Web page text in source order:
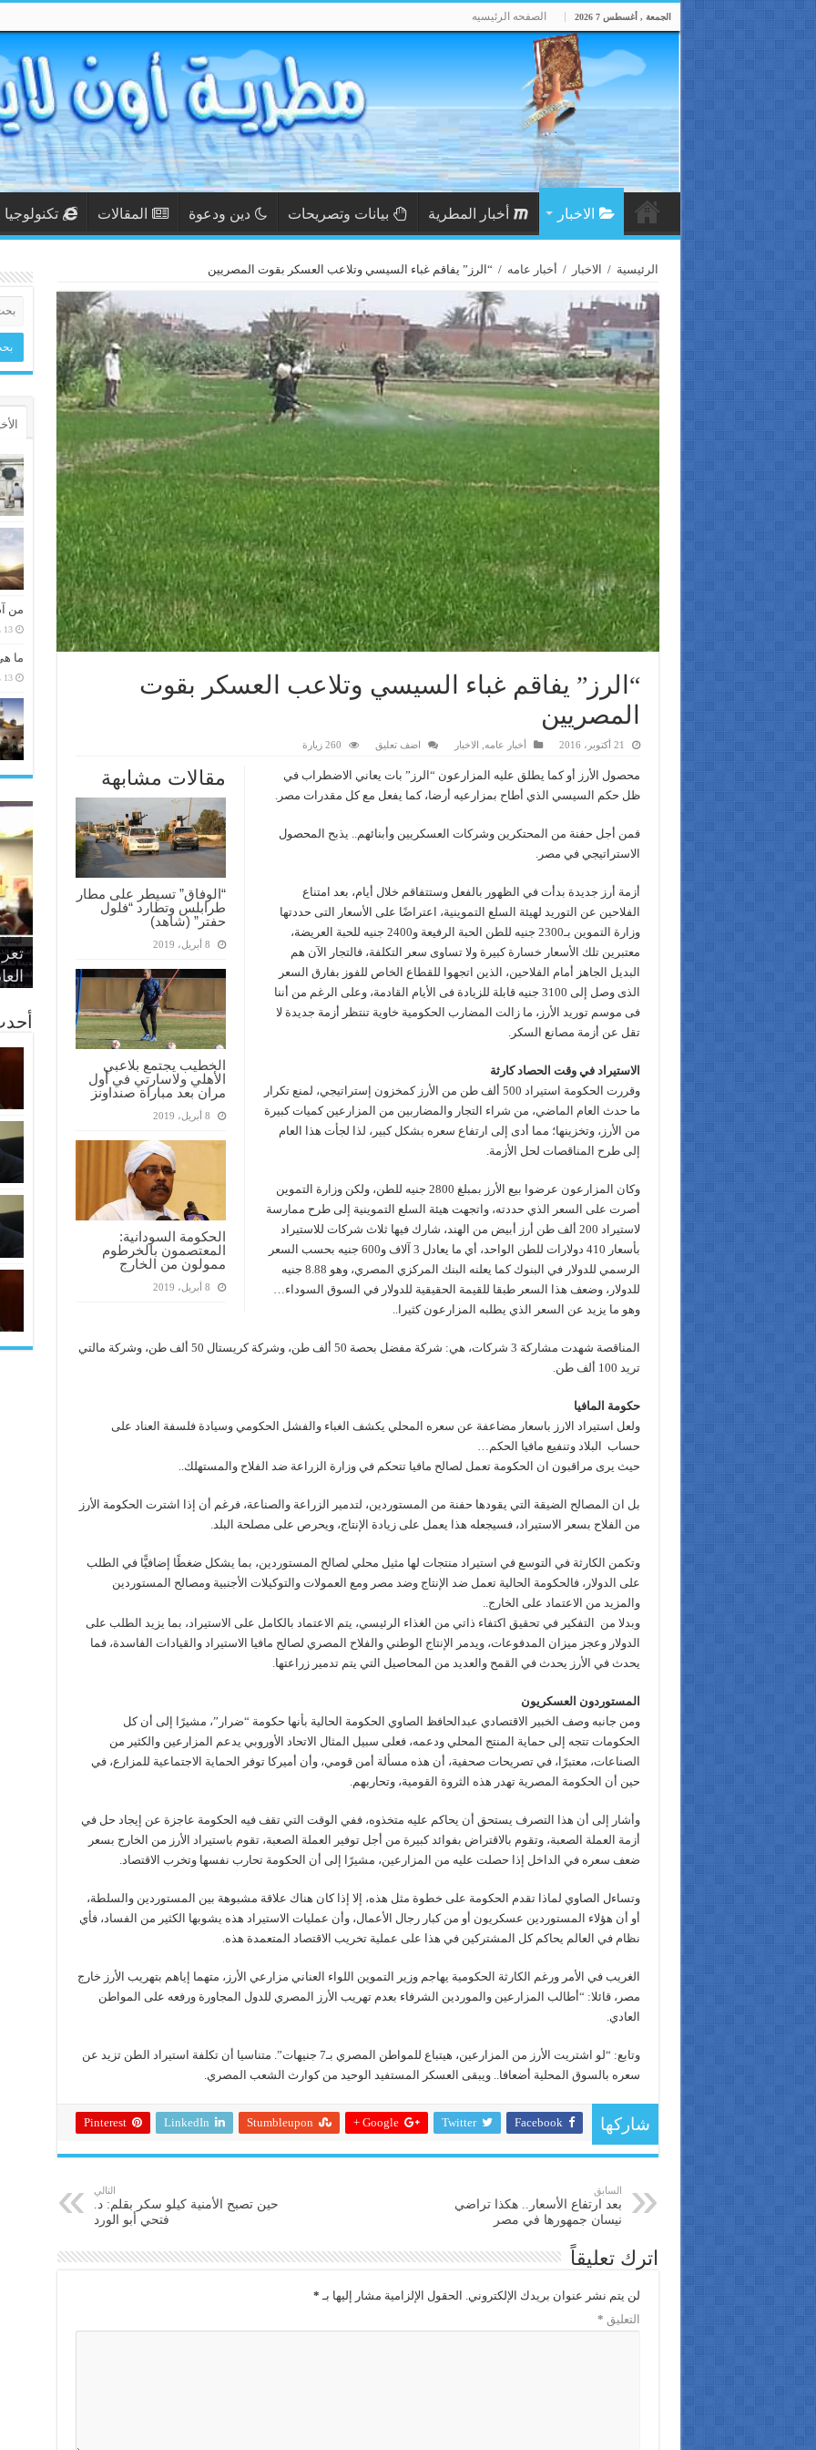
الجمعة , أغسطس 7 2026 الصفحه الرئيسيه
الاخبار أخبار المطرية بيانات وتصريحات دين ودعوة المقالات تكنولوجيا
الرئيسية / الاخبار / أخبار عامه / “الرز” يفاقم غباء السيسي وتلاعب العسكر بقوت المصريين
“الرز” يفاقم غباء السيسي وتلاعب العسكر بقوت
المصريين
21 أكتوبر، 2016 أخبار عامه الاخبار اضف تعليق 260 زيارة
مقالات مشابهة
“الوفاق” تسيطر على مطار
طرابلس وتطارد “فلول
حفتر” (شاهد)
8 أبريل، 2019
الخطيب يجتمع بلاعبي
الأهلي ولاسارتي في أول
مران بعد مباراة صنداونز
8 أبريل، 2019
الحكومة السودانية:
المعتصمون بالخرطوم
ممولون من الخارج
8 أبريل، 2019
محصول الأرز أو كما يطلق عليه المزارعون “الرز” بات يعاني الاضطراب في
ظل حكم السيسي الذي أطاح بمزارعيه أرضا، كما يفعل مع كل مقدرات مصر.
فمن أجل حفنة من المحتكرين وشركات العسكريين وأبنائهم.. يذبح المحصول
الاستراتيجي في مصر.
أزمة أرز جديدة بدأت في الظهور بالفعل وستتفاقم خلال أيام، بعد امتناع
الفلاحين عن التوريد لهيئة السلع التموينية، اعتراضًا على الأسعار التى حددتها
وزارة التموين بـ2300 جنيه للطن الحبة الرفيعة و2400 جنيه للحبة العريضة،
معتبرين تلك الأسعار خسارة كبيرة ولا تساوى سعر التكلفة، فالتجار الآن هم
البديل الجاهز أمام الفلاحين، الذين اتجهوا للقطاع الخاص للفوز بفارق السعر
الذى وصل إلى 3100 جنيه قابلة للزيادة فى الأيام القادمة، وعلى الرغم من أننا
فى موسم توريد الأرز، ما زالت المضارب الحكومية خاوية تنتظر أزمة جديدة لا
تقل عن أزمة مصانع السكر.
الاستيراد في وقت الحصاد كارثة
وقررت الحكومة استيراد 500 ألف طن من الأرز كمخزون إستراتيجي، لمنع تكرار
ما حدث العام الماضي، من شراء التجار والمضاربين من المزارعين كميات كبيرة
من الأرز، وتخزينها؛ مما أدى إلى ارتفاع سعره بشكل كبير، لذا لجأت هذا العام
إلى طرح المناقصات لحل الأزمة.
وكان المزارعون عرضوا بيع الأرز بمبلغ 2800 جنيه للطن، ولكن وزارة التموين
أصرت على السعر الذي حددته، واتجهت هيئة السلع التموينية إلى طرح ممارسة
لاستيراد 200 ألف طن أرز أبيض من الهند، شارك فيها ثلاث شركات للاستيراد
بأسعار 410 دولارات للطن الواحد، أي ما يعادل 3 آلاف و600 جنيه بحسب السعر
الرسمي للدولار في البنوك كما يعلنه البنك المركزي المصري، وهو 8.88 جنيه
للدولار، وضعف هذا السعر طبقا للقيمة الحقيقية للدولار في السوق السوداء…
وهو ما يزيد عن السعر الذي يطلبه المزارعون كثيرا..
المناقصة شهدت مشاركة 3 شركات، هي: شركة مفضل بحصة 50 ألف طن، وشركة كريستال 50 ألف طن، وشركة مالتي
تريد 100 ألف طن.
حكومة المافيا
ولعل استيراد الارز باسعار مضاعفة عن سعره المحلي يكشف الغباء والفشل الحكومي وسيادة فلسفة العناد على
حساب البلاد وتنفيع مافيا الحكم…
حيث يرى مراقبون ان الحكومة تعمل لصالح مافيا تتحكم في وزارة الزراعة ضد الفلاح والمستهلك..
بل ان المصالح الضيقة التي يقودها حفنة من المستوردين، لتدمير الزراعة والصناعة، فرغم أن إذا اشترت الحكومة الأرز
من الفلاح بسعر الاستيراد، فسيجعله هذا يعمل على زيادة الإنتاج، ويحرص على مصلحة البلد.
وتكمن الكارثة في التوسع في استيراد منتجات لها مثيل محلي لصالح المستوردين، بما يشكل ضغطًا إضافيًّا في الطلب
على الدولار، فالحكومة الحالية تعمل ضد الإنتاج وضد مصر ومع العمولات والتوكيلات الأجنبية ومصالح المستوردين
والمزيد من الاعتماد على الخارج..
وبدلا من التفكير في تحقيق اكتفاء ذاتي من الغذاء الرئيسي، يتم الاعتماد بالكامل على الاستيراد، بما يزيد الطلب على
الدولار وعجز ميزان المدفوعات، ويدمر الإنتاج الوطني والفلاح المصري لصالح مافيا الاستيراد والقيادات الفاسدة، فما
يحدث في الأرز يحدث في القمح والعديد من المحاصيل التي يتم تدمير زراعتها.
المستوردون العسكريون
ومن جانبه وصف الخبير الاقتصادي عبدالحافظ الصاوي الحكومة الحالية بأنها حكومة “ضرار”، مشيرًا إلى أن كل
الحكومات تتجه إلى حماية المنتج المحلي ودعمه، فعلى سبيل المثال الاتحاد الأوروبي يدعم المزارعين والكثير من
الصناعات، معتبرًا، في تصريحات صحفية، أن هذه مسألة أمن قومي، وأن أميركا توفر الحماية الاجتماعية للمزارع، في
حين أن الحكومة المصرية تهدر هذه الثروة القومية، وتحاربهم.
وأشار إلى أن هذا التصرف يستحق أن يحاكم عليه متخذوه، ففي الوقت التي تقف فيه الحكومة عاجزة عن إيجاد حل في
أزمة العملة الصعبة، وتقوم بالاقتراض بفوائد كبيرة من أجل توفير العملة الصعبة، تقوم باستيراد الأرز من الخارج بسعر
ضعف سعره في الداخل إذا حصلت عليه من المزارعين، مشيرًا إلى أن الحكومة تحارب نفسها وتخرب الاقتصاد.
وتساءل الصاوي لماذا تقدم الحكومة على خطوة مثل هذه، إلا إذا كان هناك علاقة مشبوهة بين المستوردين والسلطة،
أو أن هؤلاء المستوردين عسكريون أو من كبار رجال الأعمال، وأن عمليات الاستيراد هذه يشوبها الكثير من الفساد، فأي
نظام في العالم يحاكم كل المشتركين في هذا على عملية تخريب الاقتصاد المتعمدة هذه.
الغريب في الأمر ورغم الكارثة الحكومية يهاجم وزير التموين اللواء العناني مزارعي الأرز، متهما إياهم بتهريب الأرز خارج
مصر، قائلا: “أطالب المزارعين والموردين الشرفاء بعدم تهريب الأرز المصري للدول المجاورة ورفعه على المواطن
العادي.
وتابع: “لو اشتريت الأرز من المزارعين، هيتباع للمواطن المصري بـ7 جنيهات”. متناسيا أن تكلفة استيراد الطن تزيد عن
سعره بالسوق المحلية أضعافا.. ويبقى العسكر المستفيد الوحيد من كوارث الشعب المصري.
شاركها Facebook
Twitter
Google +
Stumbleupon
LinkedIn
Pinterest
السابق
بعد ارتفاع الأسعار.. هكذا تراضي
نيسان جمهورها في مصر
التالي
حين تصبح الأمنية كيلو سكر بقلم: د.
فتحي أبو الورد
اترك تعليقاً
لن يتم نشر عنوان بريدك الإلكتروني. الحقول الإلزامية مشار إليها بـ *
التعليق *
من
13 مارس، 2026
ما
13 مارس، 2026